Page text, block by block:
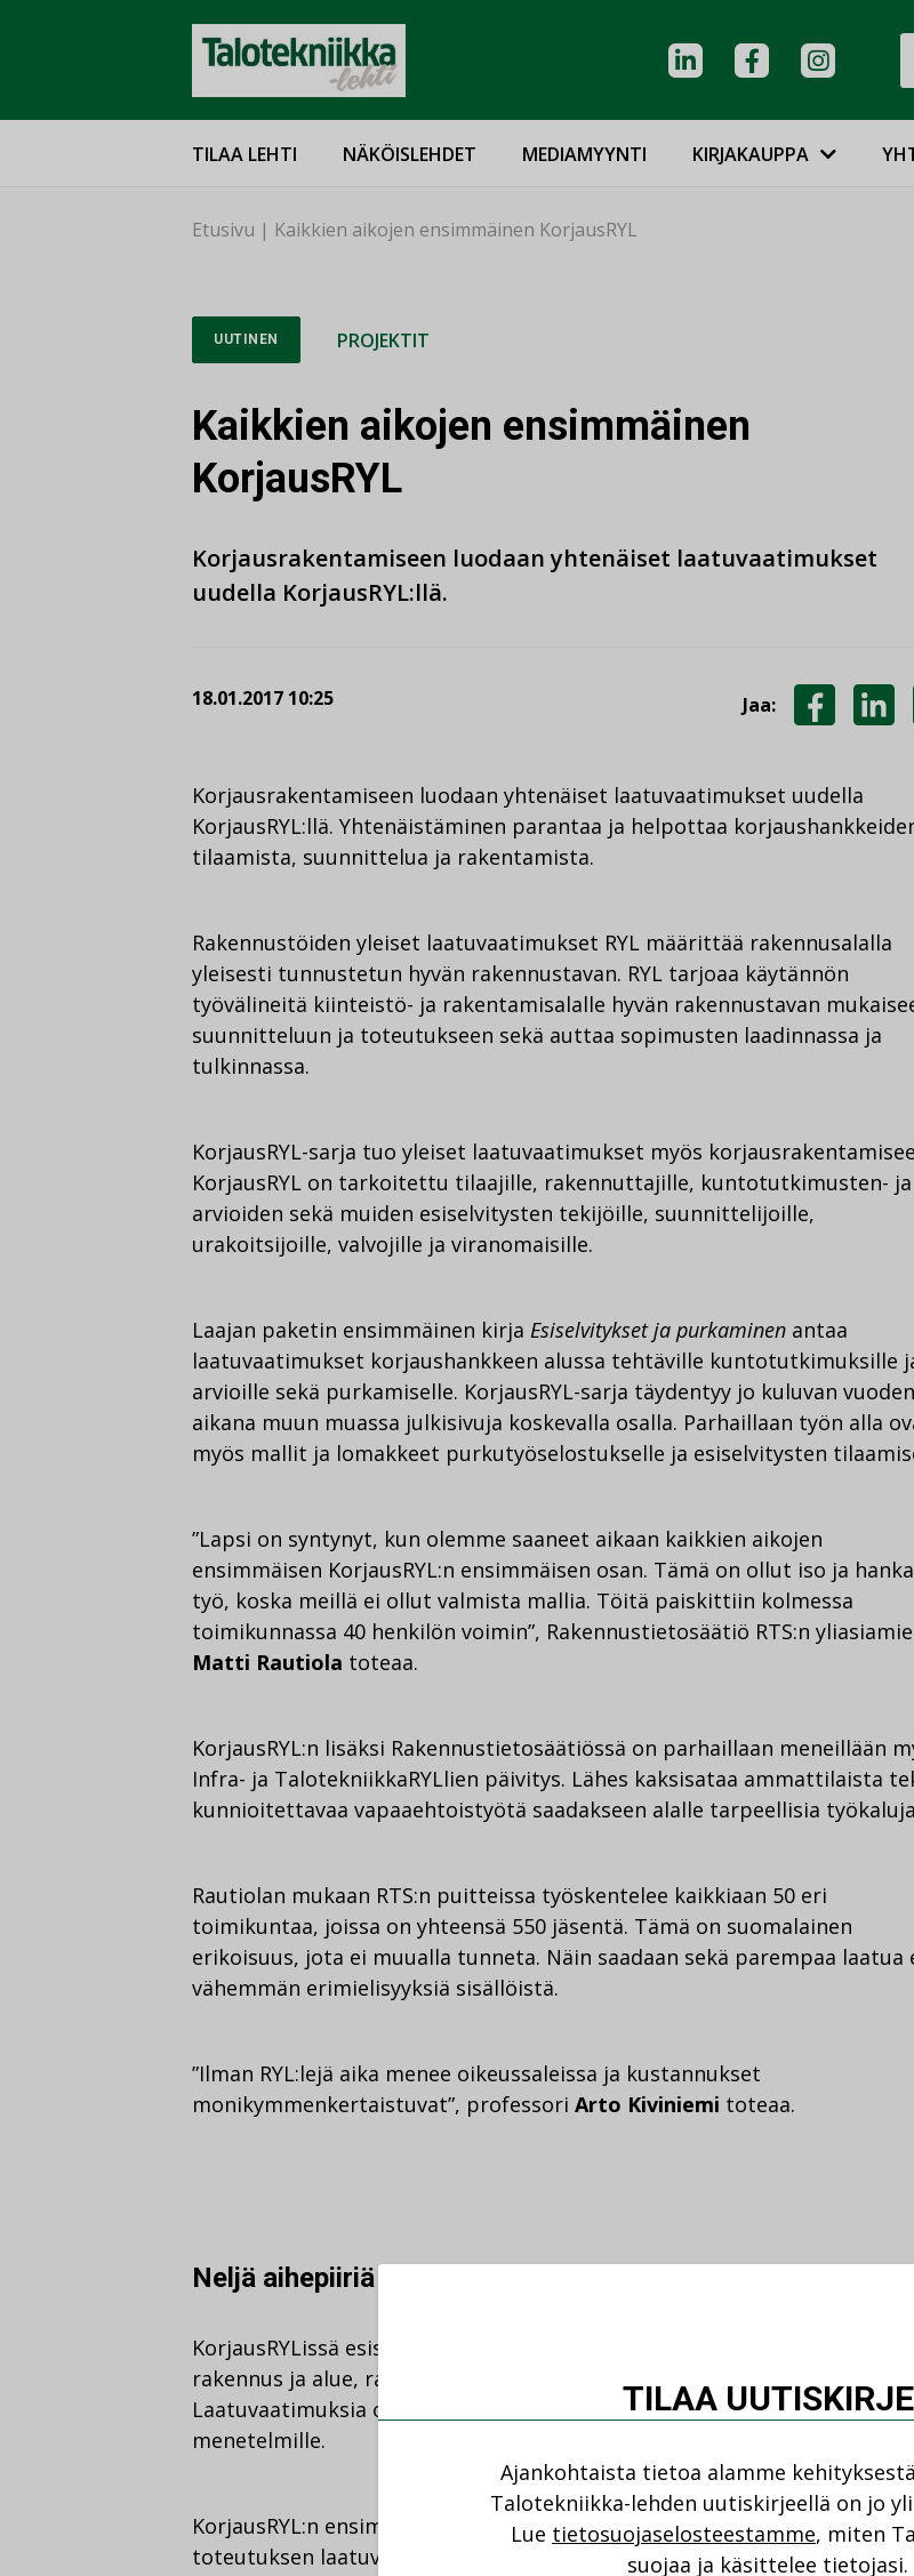
TILAA LEHTI NÄKÖISLEHDET MEDIAMYYNTI KIRJAKAUPPA
Etusivu | Kaikkien aikojen ensimmäinen KorjausRYL
UUTINEN PROJEKTIT
Kaikkien aikojen ensimmäinen
KorjausRYL
Korjausrakentamiseen luodaan yhtenäiset laatuvaatimukset
uudella KorjausRYL:llä.
18.01.2017 10:25 Jaa:
Korjausrakentamiseen luodaan yhtenäiset laatuvaatimukset uudella
KorjausRYL:llä. Yhtenäistäminen parantaa ja helpottaa
tilaamista, suunnittelua ja rakentamista.
Rakennustöiden yleiset laatuvaatimukset RYL määrittää rakennusalalla
yleisesti tunnustetun hyvän rakennustavan. RYL tarjoaa käytännön
työvälineitä kiinteistö- ja rakentamisalalle hyvän rakennustavan
suunnitteluun ja toteutukseen sekä auttaa sopimusten laadinnassa ja
tulkinnassa.
KorjausRYL-sarja tuo yleiset laatuvaatimukset myös
KorjausRYL on tarkoitettu tilaajille, rakennuttajille, kuntotutkimusten- ja
arvioiden sekä muiden esiselvitysten tekijöille, suunnittelijoille,
urakoitsijoille, valvojille ja viranomaisille.
Laajan paketin ensimmäinen kirja Esiselvitykset ja purkaminen antaa
laatuvaatimukset korjaushankkeen alussa tehtäville kuntotutkimuksille
arvioille sekä purkamiselle. KorjausRYL-sarja täydentyy jo kuluvan vuoden
aikana muun muassa julkisivuja koskevalla osalla. Parhaillaan työn alla
myös mallit ja lomakkeet purkutyöselostukselle ja esiselvitysten
”Lapsi on syntynyt, kun olemme saaneet aikaan kaikkien aikojen
ensimmäisen KorjausRYL:n ensimmäisen osan. Tämä on ollut iso ja
työ, koska meillä ei ollut valmista mallia. Töitä paiskittiin kolmessa
toimikunnassa 40 henkilön voimin”, Rakennustietosäätiö RTS:n
Matti Rautiola toteaa.
KorjausRYL:n lisäksi Rakennustietosäätiössä on parhaillaan meneillään
Infra- ja TalotekniikkaRYLlien päivitys. Lähes kaksisataa ammattilaista
kunnioitettavaa vapaaehtoistyötä saadakseen alalle tarpeellisia
Rautiolan mukaan RTS:n puitteissa työskentelee kaikkiaan 50 eri
toimikuntaa, joissa on yhteensä 550 jäsentä. Tämä on suomalainen
erikoisuus, jota ei muualla tunneta. Näin saadaan sekä parempaa laatua
vähemmän erimielisyyksiä sisällöistä.
”Ilman RYL:lejä aika menee oikeussaleissa ja kustannukset
monikymmenkertaistuvat”, professori Arto Kiviniemi toteaa.
Neljä aihepiiriä
KorjausRYLissä esiselvitysten laatuvaatimukset on jaettu neljään
rakennus ja alue, rakennusosat, talotekniikka ja sisäilmasto.
Laatuvaatimuksia on esitetty niin tutkimuskokonaisuuksille kuin
menetelmille.
KorjausRYL:n ensimmäinen osa määrittelee purkamisen suunnittelun ja
toteutuksen laatuvaatimukset. Purkamisen osalta käsitellään muun
TILAA UUTISKIRJE
Ajankohtaista tietoa alamme
Talotekniikka-lehden uutiskirjeellä on jo
Lue tietosuojaselosteestamme, miten
suojaa ja käsittelee tietojasi.